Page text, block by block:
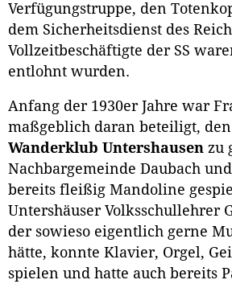
Verfügungstruppe, den
dem Sicherheitsdienst des
Vollzeitbeschäftigte der SS
entlohnt wurden.
Anfang der 1930er Jahre war
maßgeblich daran beteiligt, den
Wanderklub Untershausen zu
Nachbargemeinde Daubach
bereits fleißig Mandoline
Untershäuser Volksschullehrer
der sowieso eigentlich gerne
hätte, konnte Klavier, Orgel,
spielen und hatte auch bereits